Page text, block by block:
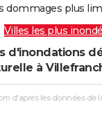
dommages plus
Villes les plus
d'inondations
à
d'après les données de